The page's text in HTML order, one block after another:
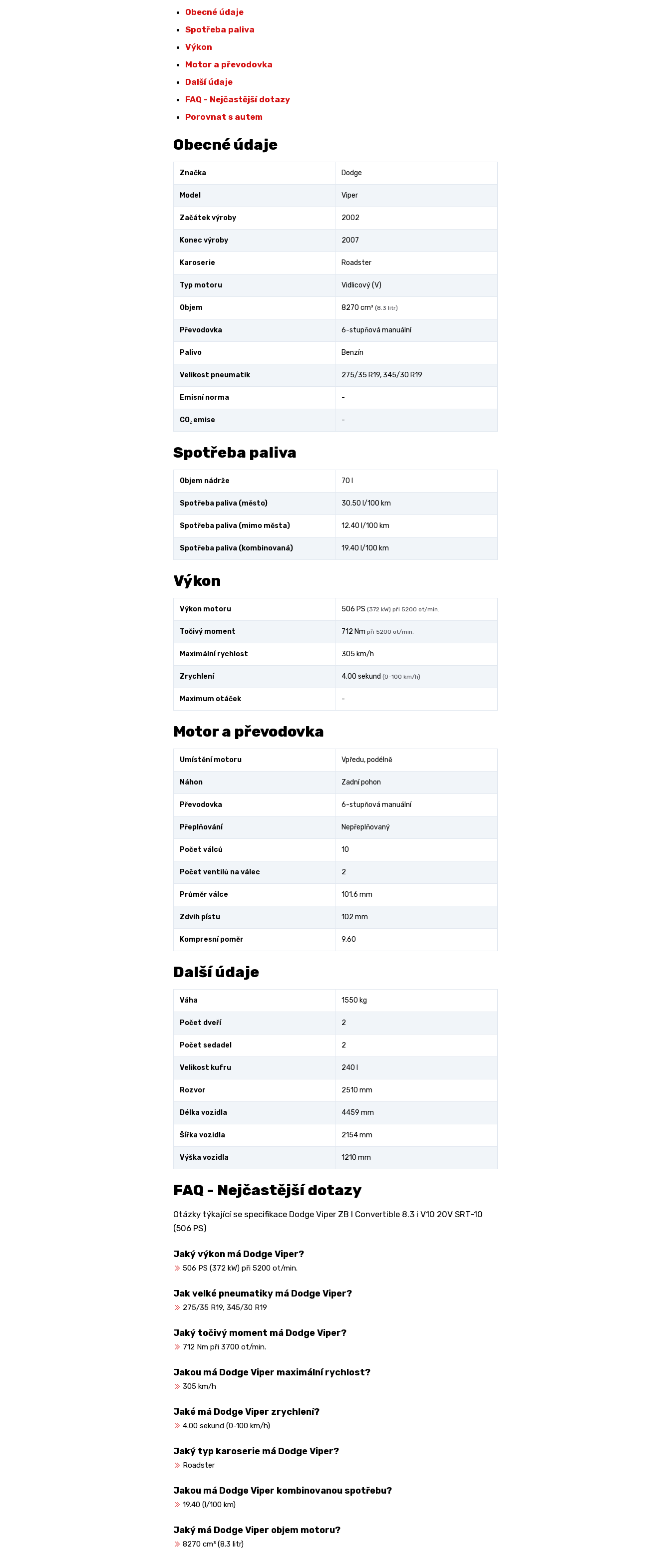
Obecné údaje
Spotřeba paliva
Výkon
Motor a převodovka
Další údaje
FAQ - Nejčastější dotazy
Porovnat s autem
Obecné údaje
Značka Dodge
Model Viper
Začátek výroby 2002
Konec výroby 2007
Karoserie Roadster
Typ motoru Vidlicový (V)
Objem 8270 cm³ (8.3 litr)
Převodovka 6-stupňová manuální
Palivo Benzín
Velikost pneumatik 275/35 R19, 345/30 R19
Emisní norma -
CO₂ emise -
Spotřeba paliva
Objem nádrže 70 l
Spotřeba paliva (město) 30.50 l/100 km
Spotřeba paliva (mimo města) 12.40 l/100 km
Spotřeba paliva (kombinovaná) 19.40 l/100 km
Výkon
Výkon motoru 506 PS (372 kW) při 5200 ot/min.
Točivý moment 712 Nm při 5200 ot/min.
Maximální rychlost 305 km/h
Zrychlení 4.00 sekund (0-100 km/h)
Maximum otáček -
Motor a převodovka
Umístění motoru Vpředu, podélně
Náhon Zadní pohon
Převodovka 6-stupňová manuální
Přeplňování Nepřeplňovaný
Počet válců 10
Počet ventilů na válec 2
Průměr válce 101.6 mm
Zdvih pístu 102 mm
Kompresní poměr 9.60
Další údaje
Váha 1550 kg
Počet dveří 2
Počet sedadel 2
Velikost kufru 240 l
Rozvor 2510 mm
Délka vozidla 4459 mm
Šířka vozidla 2154 mm
Výška vozidla 1210 mm
FAQ - Nejčastější dotazy
Otázky týkající se specifikace Dodge Viper ZB I Convertible 8.3 i V10 20V SRT-10
(506 PS)
Jaký výkon má Dodge Viper?
506 PS (372 kW) při 5200 ot/min.
Jak velké pneumatiky má Dodge Viper?
275/35 R19, 345/30 R19
Jaký točivý moment má Dodge Viper?
712 Nm při 3700 ot/min.
Jakou má Dodge Viper maximální rychlost?
305 km/h
Jaké má Dodge Viper zrychlení?
4.00 sekund (0-100 km/h)
Jaký typ karoserie má Dodge Viper?
Roadster
Jakou má Dodge Viper kombinovanou spotřebu?
19.40 (l/100 km)
Jaký má Dodge Viper objem motoru?
8270 cm³ (8.3 litr)